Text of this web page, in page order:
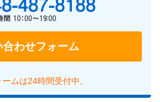
合わせフォーム
ムは24時間受付中。